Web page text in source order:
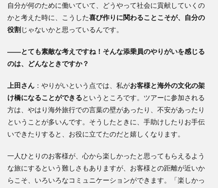
自分が何のために働いていて、どうやって社会に貢献していくの
かと考えた時に、こうした喜び作りに関わることこそが、自分の
役割じゃないかと思っているんです。
――とても素敵な考えですね！そんな添乗員のやりがいを感じる
のは、どんなときですか？
上田さん ：やりがいという点では、私がお客様と海外の文化の架
け橋になることができるというところです。ツアーに参加される
方は、やはり海外旅行での言葉の壁があったり、不安があったり
ということが多いんです。そうしたときに、手助けしたりお手伝
いできたりすると、お役に立てたのだと嬉しくなります。
一人ひとりのお客様が、心から楽しかったと思ってもらえるよう
な旅にするという難しさもありますが、お客様との距離が近いか
らこそ、いろいろなコミュニケーションができます。「楽しかっ